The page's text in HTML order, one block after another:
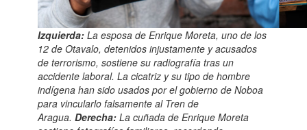
Izquierda: La esposa de Enrique Moreta, uno de los
12 de Otavalo, detenidos injustamente y acusados
de terrorismo, sostiene su radiografía tras un
accidente laboral. La cicatriz y su tipo de hombre
indígena han sido usados por el gobierno de Noboa
para vincularlo falsamente al Tren de
Aragua. Derecha: La cuñada de Enrique Moreta